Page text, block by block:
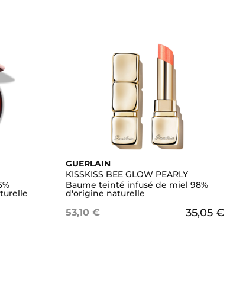
GUERLAIN
KISSKISS BEE GLOW PEARLY
Baume teinté infusé de miel 98%
d'origine naturelle
53,10 € 35,05 €